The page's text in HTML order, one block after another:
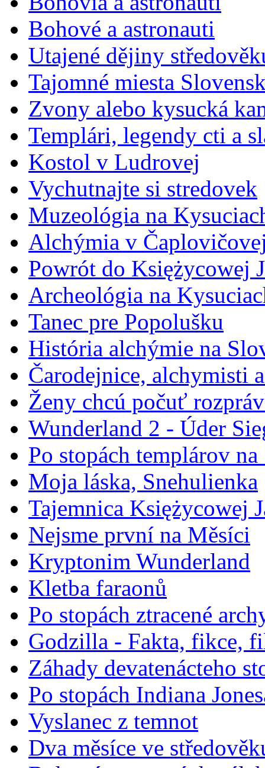
Bohové a astronauti
Utajené dějiny
Tajomné miesta
Zvony alebo kysucká
Templári, legendy cti a
Kostol v Ludrovej
Vychutnajte si stredovek
Muzeológia na
Alchýmia v
Powrót do Księżycowej
Archeológia na
Tanec pre Popolušku
História alchýmie na
Čarodejnice, alchymisti
Ženy chcú počuť
Wunderland 2 - Úder
Po stopách templárov
Moja láska, Snehulienka
Tajemnica Księżycowej
Nejsme první na Měsíci
Kryptonim Wunderland
Kletba faraonů
Po stopách ztracené
Godzilla - Fakta, fikce,
Záhady devatenácteho
Po stopách Indiana
Vyslanec z temnot
Dva měsíce ve